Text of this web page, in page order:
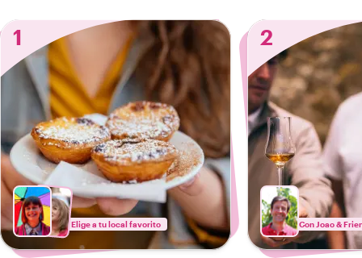
1
Elige a tu local favorito
2
Con Joao &